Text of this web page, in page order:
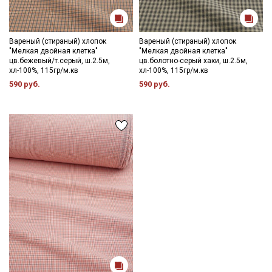
Уход:
- стирка до 30-40C;
- противопоказано употребление отбеливателей;
- сушить в расправленном, подвешенном состоянии (не
пересушивать).
Цветопередача может отличаться от оригинального цвета
ткани в зависимости от настроек вашего монитора и в
Вареный (стираный) хлопок
"Мелкая двойная клетка"
цв.бежевый/т.серый, ш.2.5м,
хл-100%, 115гр/м.кв
590 руб.
Вареный (стираный) хлопок
"Мелкая двойная клетка"
цв.болотно-серый хаки, ш.2.5м,
хл-100%, 115гр/м.кв
590 руб.